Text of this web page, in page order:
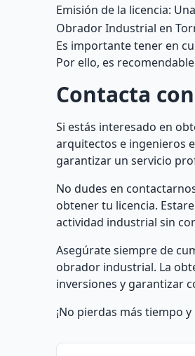
Emisión de la licencia:
Obrador Industrial en
Es importante tener en
Por ello, es
Contacta
Si estás interesado en
arquitectos e ingenieros
garantizar un servicio
No dudes en
obtener tu licencia.
actividad industrial sin
Asegúrate siempre de
obrador industrial. La
inversiones y garantizar
¡No pierdas más tiempo